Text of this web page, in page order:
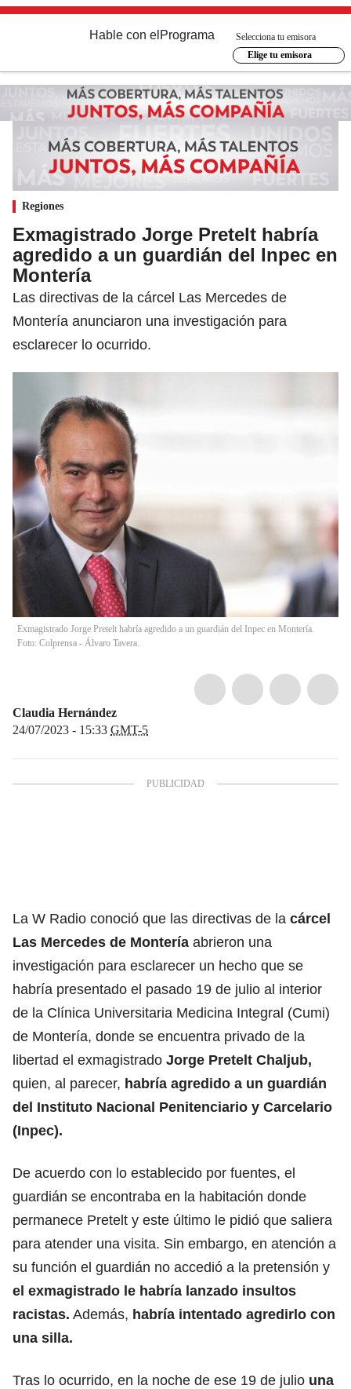
Hable con el Programa
Selecciona tu emisora
Elige tu emisora
Regiones
Exmagistrado Jorge Pretelt habría
agredido a un guardián del Inpec en
Montería
Las directivas de la cárcel Las Mercedes de
Montería anunciaron una investigación para
esclarecer lo ocurrido.
Exmagistrado Jorge Pretelt habría agredido a un guardián del Inpec en Montería.
Foto: Colprensa - Álvaro Tavera.
Claudia Hernández
24/07/2023 - 15:33 GMT-5
La W Radio conoció que las directivas de la cárcel
Las Mercedes de Montería abrieron una
investigación para esclarecer un hecho que se
habría presentado el pasado 19 de julio al interior
de la Clínica Universitaria Medicina Integral (Cumi)
de Montería, donde se encuentra privado de la
libertad el exmagistrado Jorge Pretelt Chaljub,
quien, al parecer, habría agredido a un guardián
del Instituto Nacional Penitenciario y Carcelario
(Inpec).
De acuerdo con lo establecido por fuentes, el
guardián se encontraba en la habitación donde
permanece Pretelt y este último le pidió que saliera
para atender una visita. Sin embargo, en atención a
su función el guardián no accedió a la pretensión y
el exmagistrado le habría lanzado insultos
racistas. Además, habría intentado agredirlo con
una silla.
Tras lo ocurrido, en la noche de ese 19 de julio una